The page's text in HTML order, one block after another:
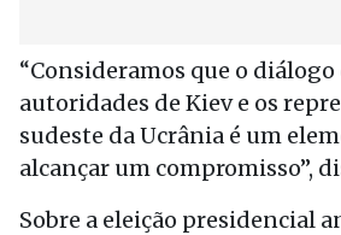
“Consideramos que o
autoridades de Kiev e os
sudeste da Ucrânia é um
alcançar um compromisso”,
Sobre a eleição presidencial